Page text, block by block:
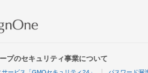
プのセキュリティ事業について